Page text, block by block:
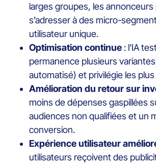
larges groupes, les
s’adresser à des micro-
utilisateur unique.
Optimisation continue : l’IA
permanence plusieurs
automatisé) et privilégie les
Amélioration du retour sur
moins de dépenses gaspillées
audiences non qualifiées et un
conversion.
Expérience utilisateur
utilisateurs reçoivent des